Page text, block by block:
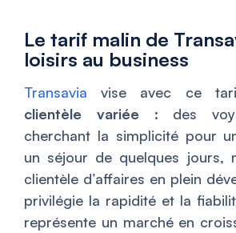
Le tarif malin de
loisirs au business
Transavia vise avec ce
clientèle variée : des
cherchant la simplicité pour
un séjour de quelques jours,
clientèle d’affaires en plein
privilégie la rapidité et la
représente un marché en